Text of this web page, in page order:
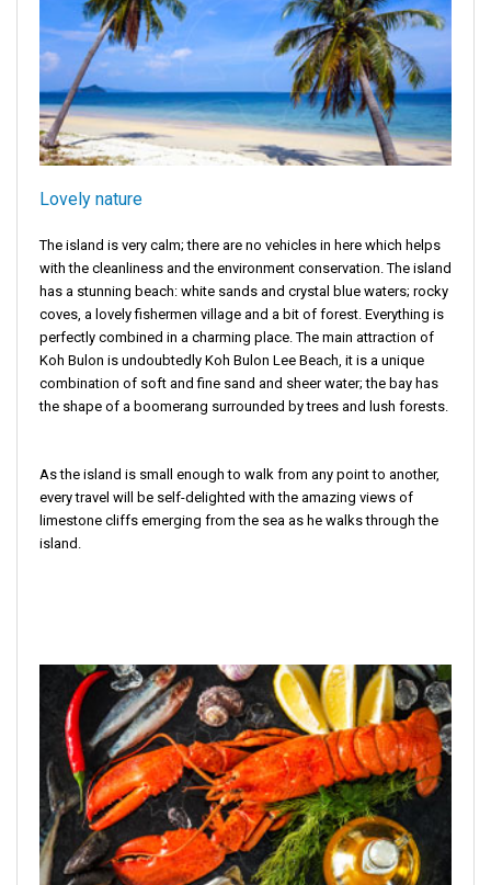
Lovely nature
The island is very calm; there are no vehicles in here which helps
with the cleanliness and the environment conservation. The island
has a stunning beach: white sands and crystal blue waters; rocky
coves, a lovely fishermen village and a bit of forest. Everything is
perfectly combined in a charming place. The main attraction of
Koh Bulon is undoubtedly Koh Bulon Lee Beach, it is a unique
combination of soft and fine sand and sheer water; the bay has
the shape of a boomerang surrounded by trees and lush forests.
As the island is small enough to walk from any point to another,
every travel will be self-delighted with the amazing views of
limestone cliffs emerging from the sea as he walks through the
island.